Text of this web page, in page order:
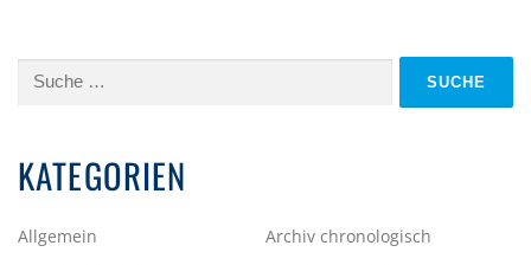
Suche
KATEGORIEN
Allgemein
Archiv chronologisch